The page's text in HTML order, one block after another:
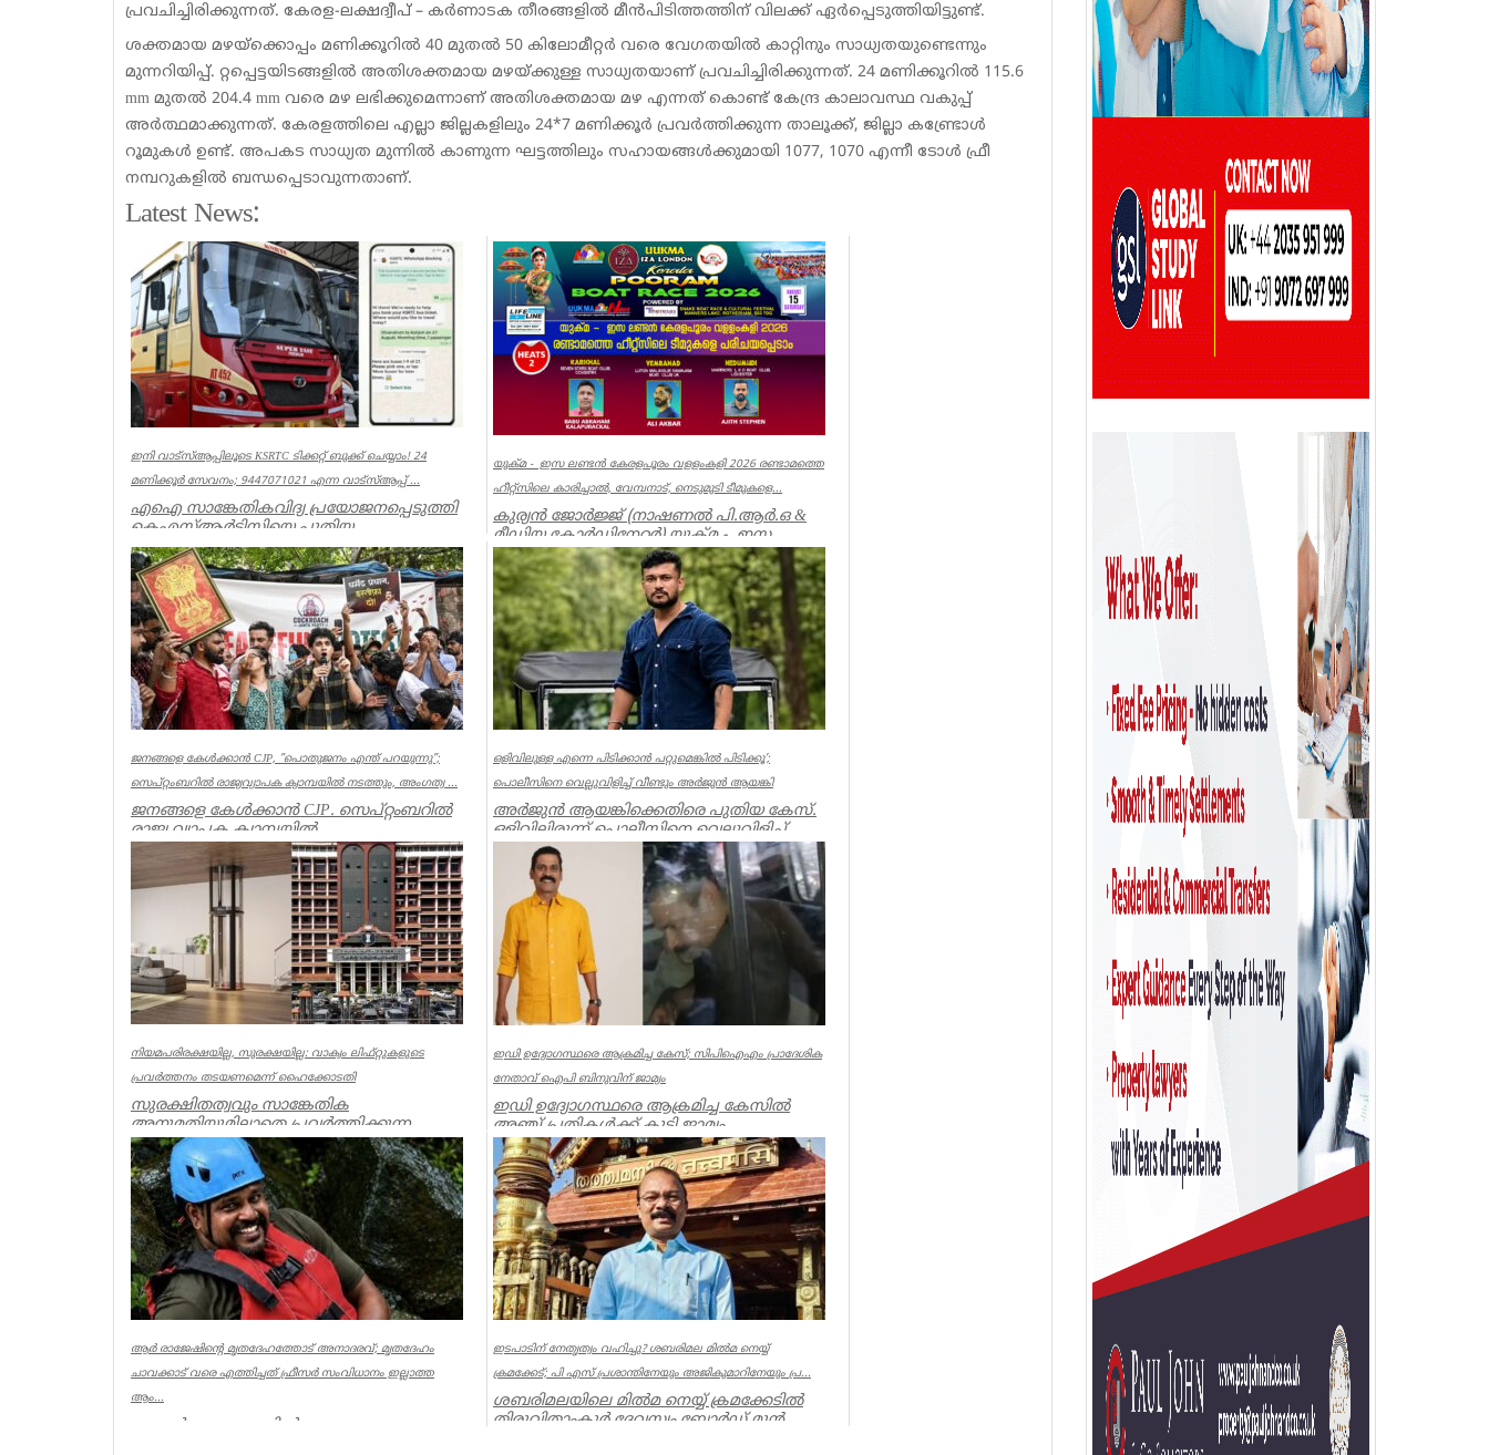
പ്രവചിച്ചിരിക്കുന്നത്. കേരള-ലക്ഷദ്വീപ് – കർണാടക തീരങ്ങളിൽ മീൻപിടിത്തത്തിന് വിലക്ക് ഏർപ്പെടുത്തിയിട്ടുണ്ട്.
ശക്തമായ മഴയ്‌ക്കൊപ്പം മണിക്കൂറിൽ 40 മുതൽ 50 കിലോമീറ്റർ വരെ വേഗതയിൽ കാറ്റിനും സാധ്യതയുണ്ടെന്നും
മുന്നറിയിപ്പ്. റ്റപ്പെട്ടയിടങ്ങളിൽ അതിശക്തമായ മഴയ്ക്കുള്ള സാധ്യതയാണ് പ്രവചിച്ചിരിക്കുന്നത്. 24 മണിക്കൂറിൽ 115.6
mm മുതൽ 204.4 mm വരെ മഴ ലഭിക്കുമെന്നാണ് അതിശക്തമായ മഴ എന്നത് കൊണ്ട് കേന്ദ്ര കാലാവസ്ഥ വകുപ്പ്
അർത്ഥമാക്കുന്നത്. കേരളത്തിലെ എല്ലാ ജില്ലകളിലും 24*7 മണിക്കൂർ പ്രവർത്തിക്കുന്ന താലൂക്ക്, ജില്ലാ കണ്ട്രോൾ
റൂമുകൾ ഉണ്ട്. അപകട സാധ്യത മുന്നിൽ കാണുന്ന ഘട്ടത്തിലും സഹായങ്ങൾക്കുമായി 1077, 1070 എന്നീ ടോൾ ഫ്രീ
നമ്പറുകളിൽ ബന്ധപ്പെടാവുന്നതാണ്.
Latest News:
ഇനി വാട്‌സ്ആപ്പിലൂടെ KSRTC ടിക്കറ്റ് ബുക്ക് ചെയ്യാം! 24
മണിക്കൂർ സേവനം; 9447071021 എന്ന വാട്സ്ആപ്പ് ...
എഐ സാങ്കേതികവിദ്യ പ്രയോജനപ്പെടുത്തി
കെഎസ്ആർടിസിയെ പുതിയ
യുഗത്തിലേക്ക് നയിക്കുകയാണ് ലക്ഷ്യമെന്ന്
ഗതാ...
Kerala
യുക്മ - ഇസ ലണ്ടൻ കേരളപൂരം വളളംകളി 2026 രണ്ടാമത്തെ
ഹീറ്റ്സിലെ കാരിച്ചാൽ, വേമ്പനാട്, നെടുമുടി ടീമുകളെ...
കുര്യൻ ജോർജ്ജ് (നാഷണൽ പി.ആർ.ഒ &
മീഡിയ കോർഡിനേറ്റർ) യുക്മ - ഇസ
ലണ്ടൻ കേരളപൂരം വ...
Associations
ജനങ്ങളെ കേൾക്കാൻ CJP, ”പൊതുജനം എന്ത് പറയുന്നു”;
സെപ്റ്റംബറിൽ രാജ്യവ്യാപക ക്യാമ്പയിൽ നടത്തും, അംഗത്വ ...
ജനങ്ങളെ കേൾക്കാൻ CJP. സെപ്റ്റംബറിൽ
രാജ്യ വ്യാപക ക്യാമ്പയിൽ
നടത്തും.”പൊതുജനം എന്ത് പറയുന്നു” എന്ന
പേ...
ഒളിവിലുള്ള എന്നെ പിടിക്കാൻ പറ്റുമെങ്കിൽ പിടിക്കൂ’;
പൊലീസിനെ വെല്ലുവിളിച്ച് വീണ്ടും അർജുൻ ആയങ്കി
അർജുൻ ആയങ്കിക്കെതിരെ പുതിയ കേസ്.
ഒളിവിലിരുന്ന് പൊലീസിനെ വെല്ലുവിളിച്ച്
ഭീഷണിപ്പെടുത്തിയതിനാണ് കേസ്....
Kerala
നിയമപരിരക്ഷയില്ല, സുരക്ഷയില്ല: വാക്വം ലിഫ്റ്റുകളുടെ
പ്രവര്‍ത്തനം തടയണമെന്ന് ഹൈക്കോടതി
സുരക്ഷിതത്വവും സാങ്കേതിക
അനുമതിയുമില്ലാതെ പ്രവര്‍ത്തിക്കുന്ന
അനധികൃത വാക്വം ലിഫ്റ്റുകളുടെ പ്രവര്‍ത്...
Kerala
ഇഡി ഉദ്യോഗസ്ഥരെ ആക്രമിച്ച കേസ്; സിപിഐഎം പ്രാദേശിക
നേതാവ് ഐപി ബിനുവിന് ജാമ്യം
ഇഡി ഉദ്യോഗസ്ഥരെ ആക്രമിച്ച കേസില്‍
അഞ്ച് പ്രതികള്‍ക്ക് കൂടി ജാമ്യം.
സിപിഐഎം നേതാവ് ഐപി ബിനു ഉള്‍പ്പട...
Kerala
ആര്‍ രാജേഷിന്റെ മൃതദേഹത്തോട് അനാദരവ്; മൃതദേഹം
ചാവക്കാട് വരെ എത്തിച്ചത് ഫ്രീസര്‍ സംവിധാനം ഇല്ലാത്ത
ആം...
കണ്ണൂര്‍ ചെറുപുഴയില്‍
ഇടപാടിന് നേതൃത്വം വഹിച്ചു? ശബരിമല മില്‍മ നെയ്യ്
ക്രമക്കേട്; പി എസ് പ്രശാന്തിനേയും അജികുമാറിനേയും പ്ര...
ശബരിമലയിലെ മില്‍മ നെയ്യ് ക്രമക്കേടില്‍
തിരുവിതാംകൂര്‍ ദേവസ്വം ബോര്‍ഡ് മുന്‍